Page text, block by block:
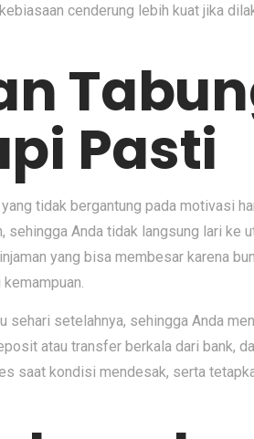
cenderung lebih kuat jika
Pasti
tidak bergantung pada motivasi
sehingga Anda tidak langsung lari ke
yang bisa membesar karena
setelahnya, sehingga Anda
atau transfer berkala dari bank,
saat kondisi mendesak, serta